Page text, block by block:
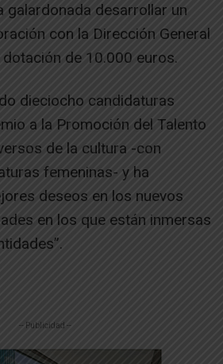
galardonada desarrollar un
con la Dirección General
de 10.000 euros.
dieciocho candidaturas
a la Promoción del Talento
de la cultura -con
femeninas- y ha
deseos en los nuevos
en los que están inmersas
-- Publicidad --